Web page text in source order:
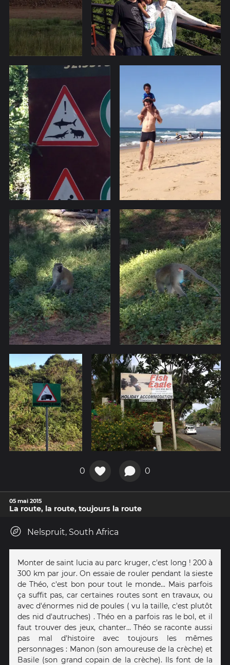
0 0
05 mai 2015
La route, la route, toujours la route
Nelspruit, South Africa
Monter de saint lucia au parc kruger, c'est long ! 200 à
300 km par jour. On essaie de rouler pendant la sieste
de Théo, c'est bon pour tout le monde... Mais parfois
ça suffit pas, car certaines routes sont en travaux, ou
avec d'énormes nid de poules ( vu la taille, c'est plutôt
des nid d'autruches) . Théo en a parfois ras le bol, et il
faut trouver des jeux, chanter... Théo se raconte aussi
pas mal d'histoire avec toujours les mêmes
personnages : Manon (son amoureuse de la crèche) et
Basile (son grand copain de la crèche). Ils font de la